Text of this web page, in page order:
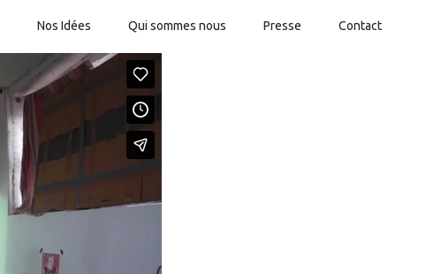
Nos Idées Qui sommes nous Presse Contact